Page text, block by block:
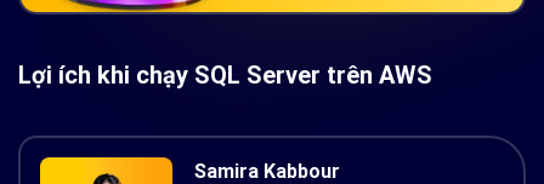
Lợi ích khi chạy SQL Server trên AWS
Samira Kabbour